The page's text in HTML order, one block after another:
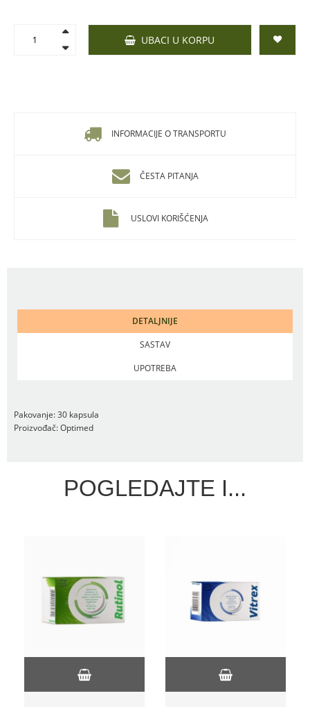
UBACI U KORPU
INFORMACIJE O TRANSPORTU
ČESTA PITANJA
USLOVI KORIŠĆENJA
DETALJNIJE
SASTAV
UPOTREBA
Pakovanje: 30 kapsula
Proizvođač: Optimed
POGLEDAJTE I...